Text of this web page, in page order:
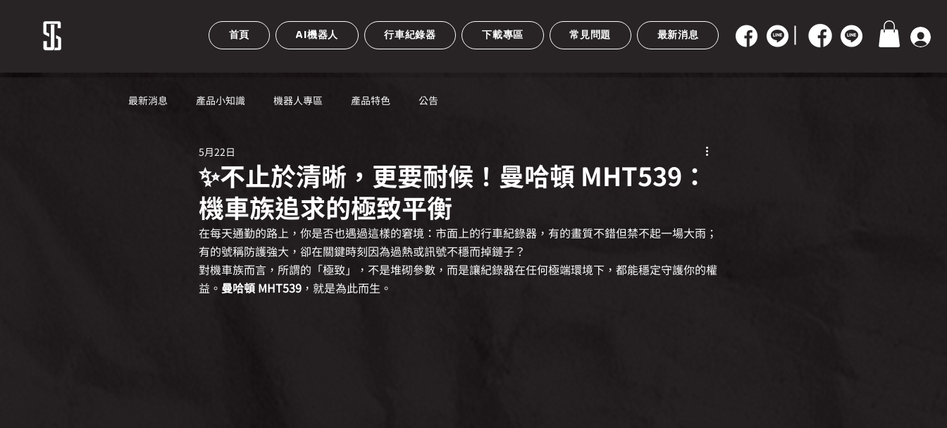
首頁 AI機器人 行車紀錄器 下載專區 常見問題 最新消息
最新消息 產品小知識 機器人專區 產品特色 公告
✨不止於清晰，更要耐候！曼哈頓 MHT539：
機車族追求的極致平衡
5月22日
在每天通勤的路上，你是否也遇過這樣的窘境：市面上的行車紀錄器，有的畫質不錯但禁不起一場大雨；
有的號稱防護強大，卻在關鍵時刻因為過熱或訊號不穩而掉鏈子？
對機車族而言，所謂的「極致」，不是堆砌參數，而是讓紀錄器在任何極端環境下，都能穩定守護你的權
益。 曼哈頓 MHT539 ，就是為此而生。